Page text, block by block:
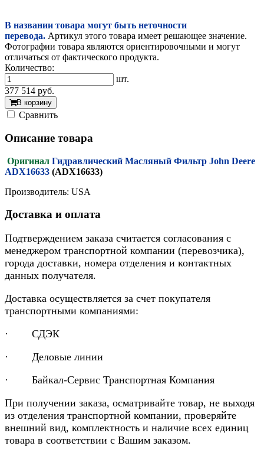
В названии товара могут быть неточности
перевода. Артикул этого товара имеет решающее значение.
Фотографии товара являются ориентировочными и могут
отличаться от фактического продукта.
Количество:
шт.
377 514 руб.
В корзину
Cравнить
Описание товара
Оригинал Гидравлический Масляный Фильтр John Deere
ADX16633 (ADX16633)
Производитель: USA
Доставка и оплата
Подтверждением заказа считается согласования с
менеджером транспортной компании (перевозчика),
города доставки, номера отделения и контактных
данных получателя.
Доставка осуществляется за счет покупателя
транспортными компаниями:
· СДЭК
· Деловые линии
· Байкал-Сервис Транспортная Компания
При получении заказа, осматривайте товар, не выходя
из отделения транспортной компании, проверяйте
внешний вид, комплектность и наличие всех единиц
товара в соответствии с Вашим заказом.